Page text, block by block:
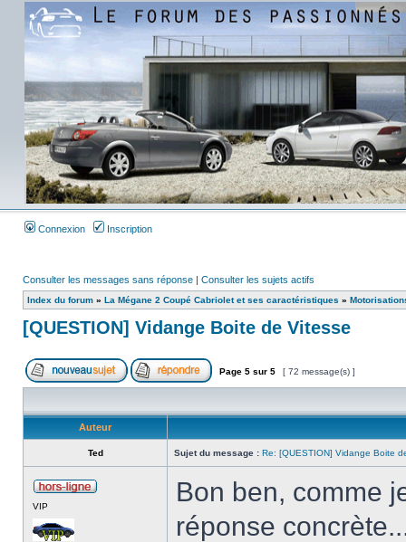
Connexion Inscription
Consulter les messages sans réponse | Consulter les sujets actifs
Index du forum » La Mégane 2 Coupé Cabriolet et ses caractéristiques »
[QUESTION] Vidange Boite de Vitesse
Page 5 sur 5 [ 72 message(s) ]
Auteur
Ted Sujet du message : Re: [QUESTION] Vidange Boite
VIP
Bon ben, comme
réponse